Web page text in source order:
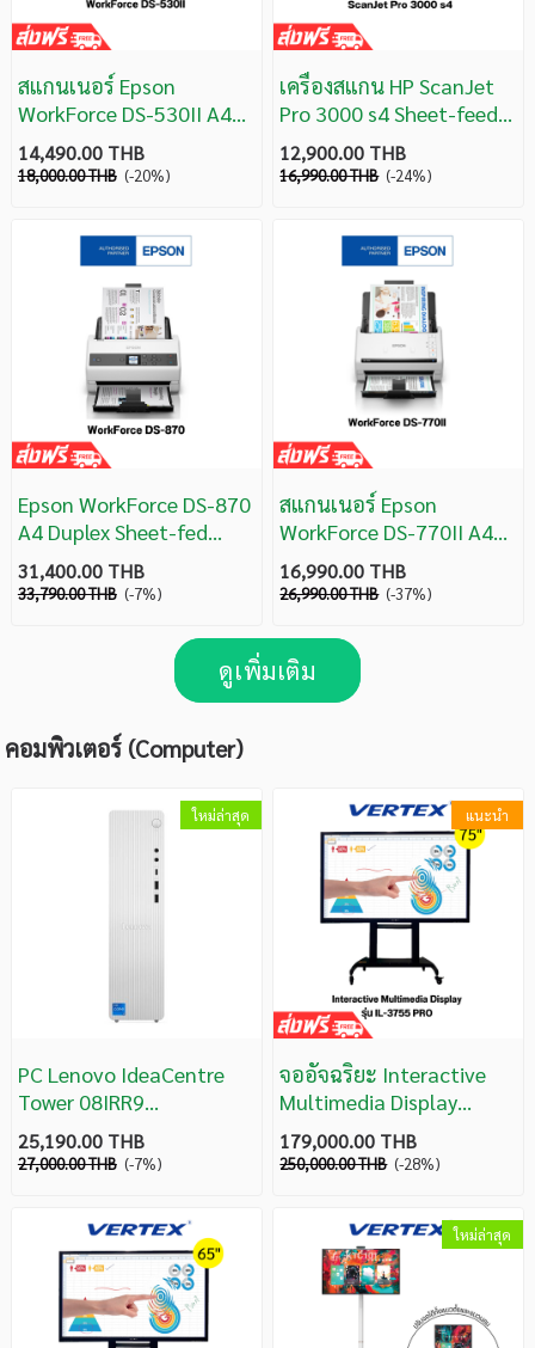
สแกนเนอร์ Epson
WorkForce DS-530II A4
Duplex (35 ppm/ 70 ipm)
ประกันศูนย์ 1 ปี
14,490.00 THB
18,000.00 THB (-20%)
เครื่องสแกน HP ScanJet
Pro 3000 s4 Sheet-feed
Scanner (6FW07A)
12,900.00 THB
16,990.00 THB (-24%)
Epson WorkForce DS-870
A4 Duplex Sheet-fed
Document Scanner
31,400.00 THB
33,790.00 THB (-7%)
สแกนเนอร์ Epson
WorkForce DS-770II A4
Duplex Sheet-fed
Document Scanner
16,990.00 THB
26,990.00 THB (-37%)
ดูเพิ่มเติม
คอมพิวเตอร์ (Computer)
ใหม่ล่าสุด
PC Lenovo IdeaCentre
Tower 08IRR9
(90XS006GTA) Core i5-
14400/ 16GB/ 512GB
25,190.00 THB
27,000.00 THB (-7%)
แนะนำ
จออัจฉริยะ Interactive
Multimedia Display
Vertex รุ่น IL-3755 PRO
179,000.00 THB
250,000.00 THB (-28%)
ใหม่ล่าสุด